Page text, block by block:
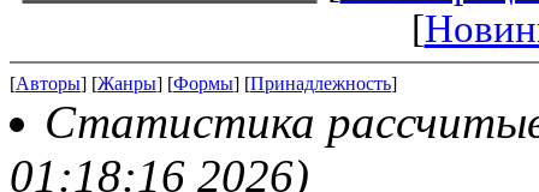
[
[Авторы] [Жанры] [Формы] [Принадлежность]
Статистика
01:18:16 2026)